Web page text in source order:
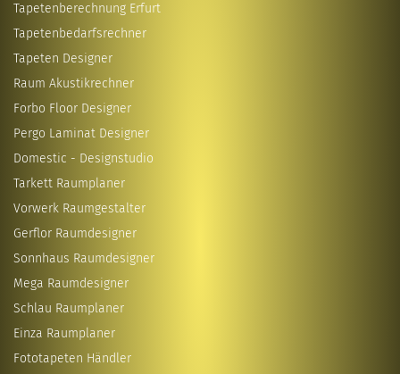
Tapetenberechnung Erfurt
Tapetenbedarfsrechner
Tapeten Designer
Raum Akustikrechner
Forbo Floor Designer
Pergo Laminat Designer
Domestic - Designstudio
Tarkett Raumplaner
Vorwerk Raumgestalter
Gerflor Raumdesigner
Sonnhaus Raumdesigner
Mega Raumdesigner
Schlau Raumplaner
Einza Raumplaner
Fototapeten Händler